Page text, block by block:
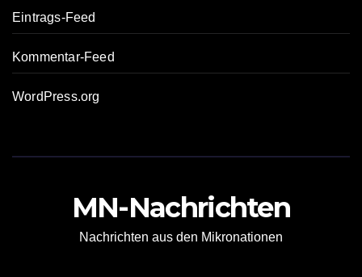
Eintrags-Feed
Kommentar-Feed
WordPress.org
MN-Nachrichten
Nachrichten aus den Mikronationen